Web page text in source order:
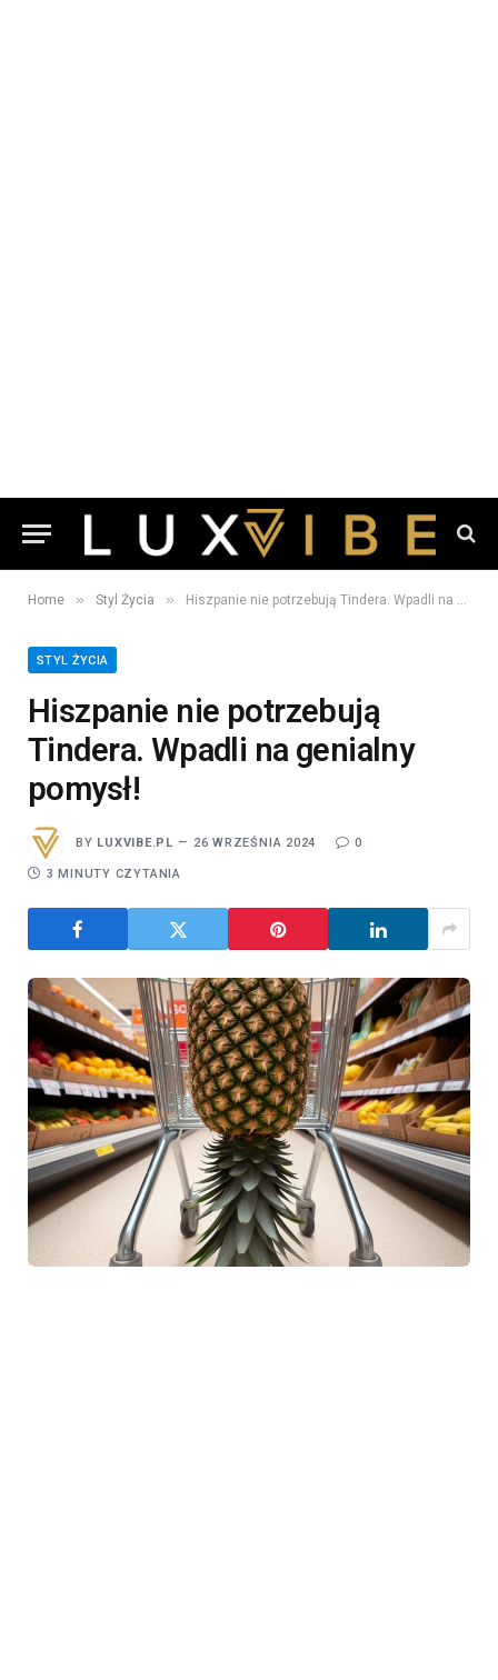
Home » Styl Życia » Hiszpanie nie potrzebują Tindera. Wpadli na genialny pomysł!
STYL ŻYCIA
Hiszpanie nie potrzebują
Tindera. Wpadli na genialny
pomysł!
BY LUXVIBE.PL 26 WRZEŚNIA 2024 0
3 MINUTY CZYTANIA